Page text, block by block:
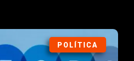
POLÍTICA